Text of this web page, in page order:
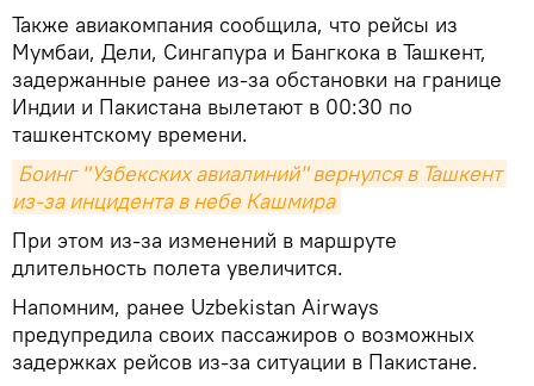
Также авиакомпания сообщила, что рейсы из
Мумбаи, Дели, Сингапура и Бангкока в Ташкент,
задержанные ранее из-за обстановки на границе
Индии и Пакистана вылетают в 00:30 по
ташкентскому времени.
Боинг "Узбекских авиалиний" вернулся в Ташкент
из-за инцидента в небе Кашмира
При этом из-за изменений в маршруте
длительность полета увеличится.
Напомним, ранее Uzbekistan Airways
предупредила своих пассажиров о возможных
задержках рейсов из-за ситуации в Пакистане.